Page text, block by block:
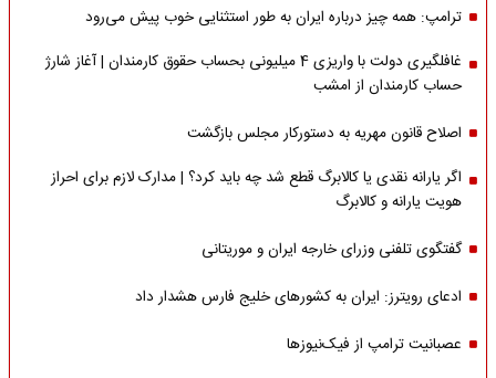
ترامپ: همه چیز درباره ایران به طور استثنایی خوب پیش می‌رود
غافلگیری دولت با واریزی 4 میلیونی بحساب حقوق کارمندان | آغاز شارژ
حساب کارمندان از امشب
اصلاح قانون مهریه به دستورکار مجلس بازگشت
اگر یارانه نقدی یا کالابرگ قطع شد چه باید کرد؟ | مدارک لازم برای احراز
هویت یارانه و کالابرگ
گفتگوی تلفنی وزرای خارجه ایران و موریتانی
ادعای رویترز: ایران به کشورهای خلیج فارس هشدار داد
عصبانیت ترامپ از فیک‌نیوزها